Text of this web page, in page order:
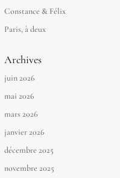
Constance & Félix
Paris, à deux
Archives
juin 2026
mai 2026
mars 2026
janvier 2026
décembre 2025
novembre 2025